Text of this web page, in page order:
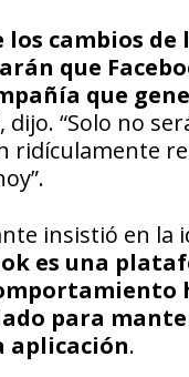
los cambios de
que
que
dijo. “Solo no
ridículamente
insistió en la
es una
para
aplicación.